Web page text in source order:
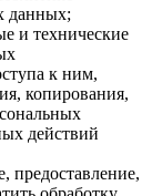
данных;
и технические
к ним,
копирования,
действий
предоставление,